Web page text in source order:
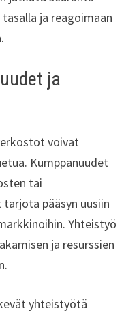
ja reagoimaan
ja
voivat
Kumppanuudet
tai
pääsyn uusiin
Yhteistyö
ja resurssien
yhteistyötä